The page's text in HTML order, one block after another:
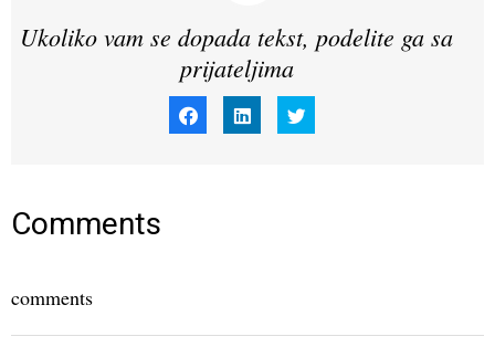
Ukoliko vam se dopada tekst, podelite ga sa
prijateljima
share share share
Comments
comments